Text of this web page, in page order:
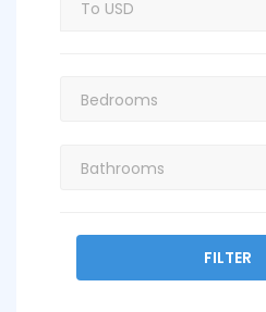
FILTER